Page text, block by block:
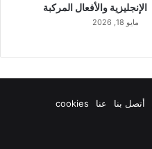
الإنجليزية والأفعال المركبة
مايو 18, 2026
أتصل بنا عنا cookies